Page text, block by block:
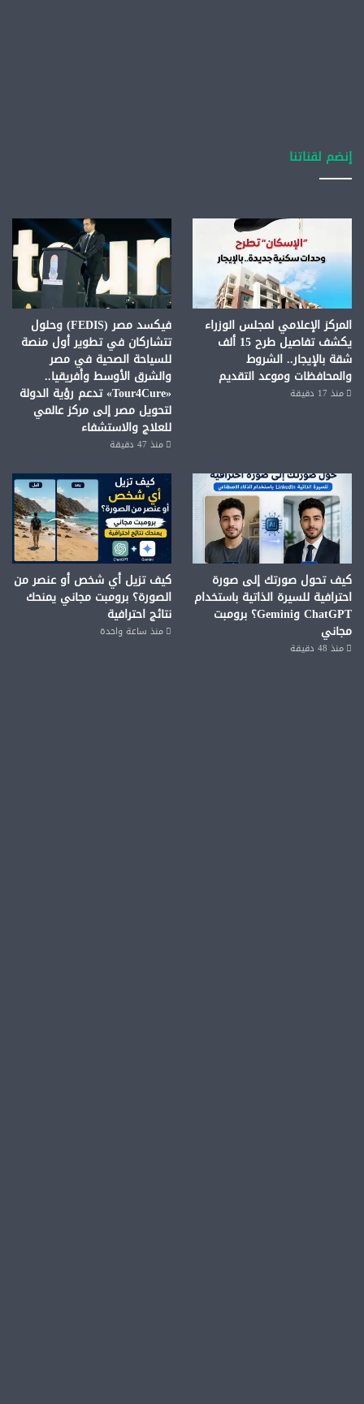
إنضم لقناتنا
المركز الإعلامي لمجلس الوزراء
يكشف تفاصيل طرح 15 ألف
شقة بالإيجار.. الشروط
والمحافظات وموعد التقديم
منذ 17 دقيقة
فيكسد مصر (FEDIS) وحلول
تتشاركان في تطوير أول منصة
للسياحة الصحية في مصر
والشرق الأوسط وأفريقيا..
«Tour4Cure» تدعم رؤية الدولة
لتحويل مصر إلى مركز عالمي
للعلاج والاستشفاء
منذ 47 دقيقة
كيف تحول صورتك إلى صورة
احترافية للسيرة الذاتية باستخدام
ChatGPT وGemini؟ برومبت
مجاني
منذ 48 دقيقة
كيف تزيل أي شخص أو عنصر من
الصورة؟ برومبت مجاني يمنحك
نتائج احترافية
منذ ساعة واحدة